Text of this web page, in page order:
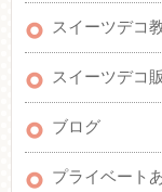
スイーツデコ
スイーツデコ
ブログ
プライベート